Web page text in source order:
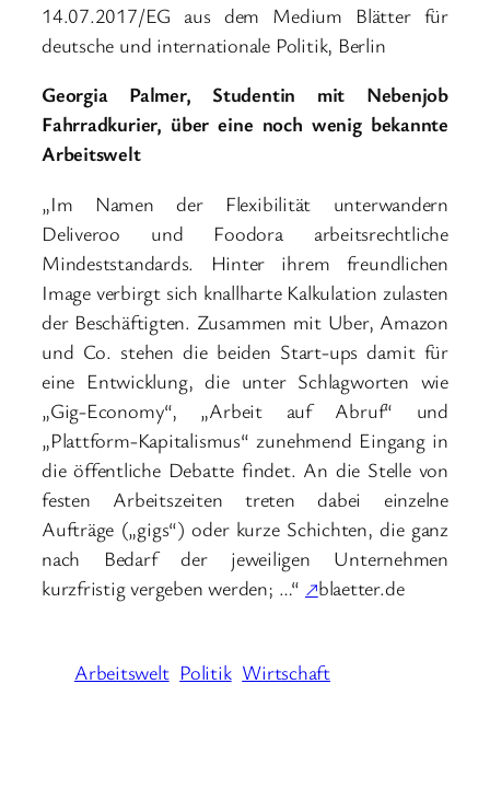
14.07.2017/EG aus dem Medium Blätter für
deutsche und internationale Politik, Berlin
Georgia Palmer, Studentin mit Nebenjob
Fahrradkurier, über eine noch wenig bekannte
Arbeitswelt
„Im Namen der Flexibilität unterwandern
Deliveroo und Foodora arbeitsrechtliche
Mindeststandards. Hinter ihrem freundlichen
Image verbirgt sich knallharte Kalkulation zulasten
der Beschäftigten. Zusammen mit Uber, Amazon
und Co. stehen die beiden Start-ups damit für
eine Entwicklung, die unter Schlagworten wie
„Gig-Economy“, „Arbeit auf Abruf“ und
„Plattform-Kapitalismus“ zunehmend Eingang in
die öffentliche Debatte findet. An die Stelle von
festen Arbeitszeiten treten dabei einzelne
Aufträge („gigs“) oder kurze Schichten, die ganz
nach Bedarf der jeweiligen Unternehmen
kurzfristig vergeben werden; …“ ↗blaetter.de
Arbeitswelt Politik Wirtschaft